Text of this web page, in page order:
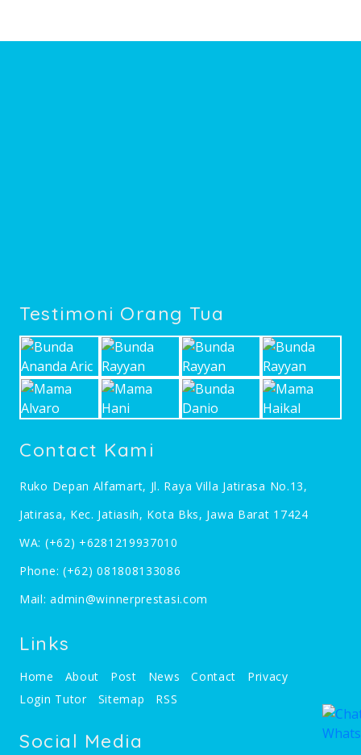
Testimoni Orang Tua
Contact Kami
Ruko Depan Alfamart, Jl. Raya Villa Jatirasa No.13,
Jatirasa, Kec. Jatiasih, Kota Bks, Jawa Barat 17424
WA: (+62) +6281219937010
Phone: (+62) 081808133086
Mail:admin@winnerprestasi.com
Links
Home About Post News Contact
Privacy
Login Tutor
Sitemap RSS
Social Media